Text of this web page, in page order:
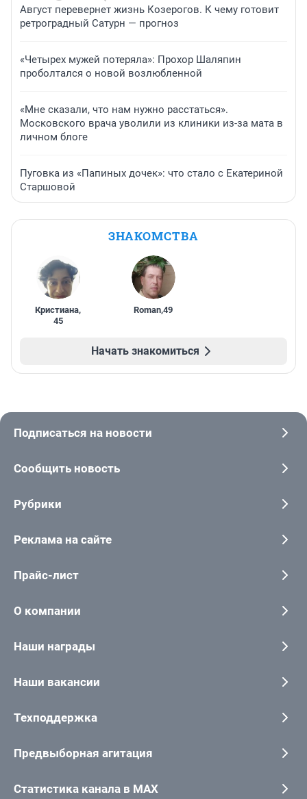
Август перевернет жизнь Козерогов. К чему готовит
ретроградный Сатурн — прогноз
«Четырех мужей потеряла»: Прохор Шаляпин
проболтался о новой возлюбленной
«Мне сказали, что нам нужно расстаться».
Московского врача уволили из клиники из-за мата в
личном блоге
Пуговка из «Папиных дочек»: что стало с Екатериной
Старшовой
ЗНАКОМСТВА
Кристиана,
45
Roman,49
Начать знакомиться
Подписаться на новости
Сообщить новость
Рубрики
Реклама на сайте
Прайс-лист
О компании
Наши награды
Наши вакансии
Техподдержка
Предвыборная агитация
Статистика канала в MAX